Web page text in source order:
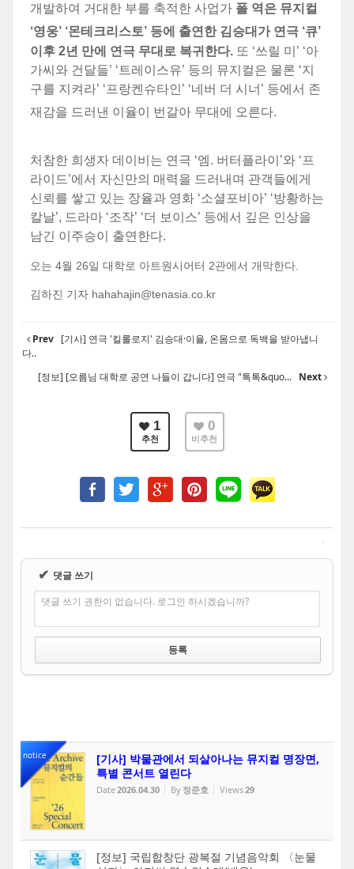
개발하여 거대한 부를 축적한 사업가 폴 역은 뮤지컬
‘영웅’ ‘몬테크리스토’ 등에 출연한 김승대가 연극 ‘큐’
이후 2년 만에 연극 무대로 복귀한다. 또 ‘쓰릴 미’ ‘아
가씨와 건달들’ ‘트레이스유’ 등의 뮤지컬은 물론 ‘지
구를 지켜라’ ‘프랑켄슈타인’ ‘네버 더 시너’ 등에서 존
재감을 드러낸 이율이 번갈아 무대에 오른다.
처참한 희생자 데이비는 연극 ‘엠. 버터플라이’와 ‘프
라이드’에서 자신만의 매력을 드러내며 관객들에게
신뢰를 쌓고 있는 장율과 영화 ‘소셜포비아’ ‘방황하는
칼날’, 드라마 ‘조작’ ‘더 보이스’ 등에서 깊은 인상을
남긴 이주승이 출연한다.
오는 4월 26일 대학로 아트원시어터 2관에서 개막한다.
김하진 기자 hahahajin@tenasia.co.kr
Prev [기사] 연극 '킬롤로지' 김승대·이율, 온몸으로 독백을 받아냅니
다..
[정보] [오름님 대학로 공연 나들이 갑니다] 연극 "톡톡&quo... Next
1
추천
0
비추천
✔ 댓글 쓰기
댓글 쓰기 권한이 없습니다. 로그인 하시겠습니까?
notice
[기사] 박물관에서 되살아나는 뮤지컬 명장면,
특별 콘서트 열린다
Date 2026.04.30 By 정준호 Views 29
[정보] 국립합창단 광복절 기념음악회 〈눈물